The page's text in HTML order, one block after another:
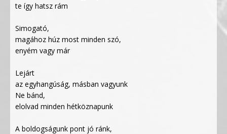
te így hatsz rám
Simogató,
magához húz most minden szó,
enyém vagy már
Lejárt
az egyhangúság, másban vagyunk
Ne bánd,
elolvad minden hétköznapunk
A boldogságunk pont jó ránk,